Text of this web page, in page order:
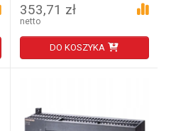
353,71 zł
netto
DO KOSZYKA